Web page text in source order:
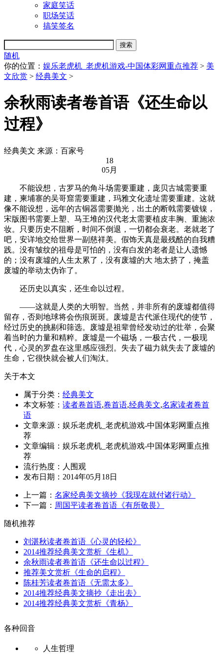
家庭笑话
职场笑话
搞笑签名
随机
你的位置： 娱乐老虎机_老虎机游戏-中国体彩网重点推荐 > 美
文欣赏 > 经典美文 >
余秋雨读者卷首语《还生命以
过程》
经典美文 来源：百家号
18
05月
不能设想，古罗马的角斗场需要重建，庞贝古城需要重
建，柬埔寨的吴哥窟需要重建，玛雅文化遗址需要重建。这就
像不能设想，远年的古铜器需要抛光，出土的断戟需要镀镍，
宋版图书需要上塑、马王堆的汉代老太需要植皮丰胸、重施浓
妆。只要历史不阻断，时间不倒退，一切都会衰老。老就老了
吧，安详地交给世界一副慈祥美。假饰天真是最残酷的自我糟
践。没有皱纹的祖母是可怕的，没有白发的老者是让人遗憾
的；没有废墟的人生太累了，没有废墟的大 地太挤了，掩盖
废墟的举动太伪诈了。
还历史以真实，还生命以过程。
——这就是人类的大明智。当然，并非所有的废墟都值得
留存，否则地球将会伤痕斑斑。废墟是古代派住现代的使节，
经过历史的挑剔和筛选。废墟是祖辈曾经发动过的壮举，会聚
着当时的力量和精粹。废墟是一个磁场，一极古代，一极现
代，心灵的罗盘在这里感应强烈。失去了磁力就失去了废墟的
生命，它很快就会被人们淘汰。
关于本文
属于分类： 经典美文
本文标签： 读者卷首语,卷首语,经典美文,名家读者卷首
语
文章来源：娱乐老虎机_老虎机游戏-中国体彩网重点推
荐
文章编辑：娱乐老虎机_老虎机游戏-中国体彩网重点推
荐
流行热度： 人围观
发布日期：2014年05月18日
上一篇： 名家经典美文摘抄《我现在就付诸行动》
下一篇： 周国平读者卷首语《有所敬畏》
随机推荐
刘湛秋读者卷首语《心灵的轻松》
2014推荐经典美文赏析《生机》
余秋雨读者卷首语《还生命以过程》
推荐美文赏析《生命的启程》
陈桂芳读者卷首语《无需太多》
2014推荐经典美文摘抄《走出去》
2014推荐经典美文赏析《青杨》
各种回音
人生哲理